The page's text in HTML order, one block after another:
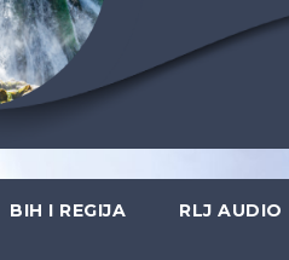
BIH I REGIJA RLJ AUDIO